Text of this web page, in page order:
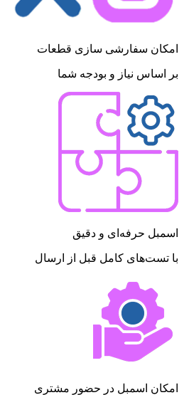
امکان سفارشی سازی قطعات
بر اساس نیاز و بودجه شما
اسمبل حرفه‌ای و دقیق
با تست‌های کامل قبل از ارسال
امکان اسمبل در حضور مشتری